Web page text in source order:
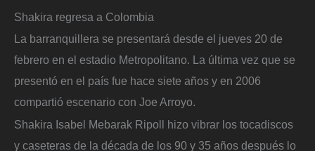
Shakira regresa a Colombia
La barranquillera se presentará desde el jueves 20 de
febrero en el estadio Metropolitano. La última vez que se
presentó en el país fue hace siete años y en 2006
compartió escenario con Joe Arroyo.
Shakira Isabel Mebarak Ripoll hizo vibrar los tocadiscos
y caseteras de la década de los 90 y 35 años después lo